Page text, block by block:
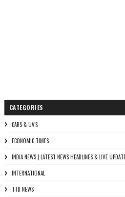
CATEGORIES
CARS & UV'S
ECONOMIC TIMES
INDIA NEWS | LATEST NEWS HEADLINES & LIVE
INTERNATIONAL
TTD NEWS